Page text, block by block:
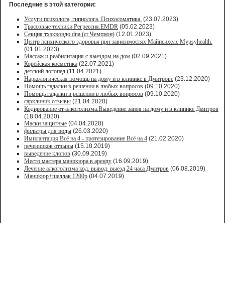
Последние в этой категории:
Услуги психолога, гипнолога. Психосоматика. (23.07.2023)
Трассовые техники.Регрессия.EMDR (05.02.2023)
Секция тхэквондо dna (cr Чемпион) (12.01.2023)
Центр психического здоровья при зависимостях Майпсихелс Mypsyhealth.
(01.01.2023)
Массаж и реабилитация с выездом на дом (02.09.2021)
Корейская косметика (22.07.2021)
детский логопед (11.04.2021)
Наркологическая помощь на дому и в клинике в Дмитрове (23.12.2020)
Помощь гадалки в решении в любых вопросов (09.10.2020)
Помощь гадалки в решении в любых вопросов (09.10.2020)
сарклиник отзывы (21.04.2020)
Кодирование от алкоголизма.Выведение запоя на дому и в клинике Дмитров
(18.04.2020)
Маски защитные (04.04.2020)
фильтры для воды (26.03.2020)
Имплантация Всё на 4 - протезирование Всё на 4 (21.02.2020)
печенников отзывы (15.10.2019)
выведение клопов (30.09.2019)
Место мастера маникюра в аренду (16.09.2019)
Лечение алкоголизма код. вывод. выезд 24 часа Дмитров (06.08.2019)
Маникюр+шеллак 1200р (04.07.2019)